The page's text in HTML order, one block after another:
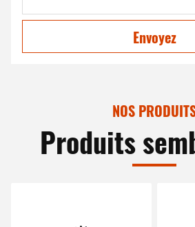
Envoyez
NOS
Produits